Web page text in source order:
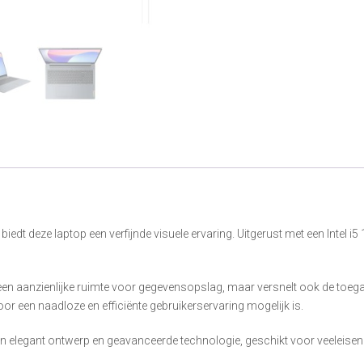
deze laptop een verfijnde visuele ervaring. Uitgerust met een Intel
aanzienlijke ruimte voor gegevensopslag, maar versnelt ook de
een naadloze en efficiënte gebruikerservaring mogelijk is.
elegant ontwerp en geavanceerde technologie, geschikt voor